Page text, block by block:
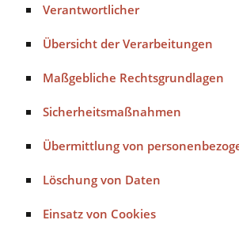
Verantwortlicher
Übersicht der Verarbeitungen
Maßgebliche Rechtsgrundlagen
Sicherheitsmaßnahmen
Übermittlung von
Löschung von Daten
Einsatz von Cookies